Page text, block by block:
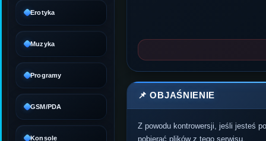
Erotyka
Muzyka
Programy
GSM/PDA
Konsole
📌 OBJAŚNIENIE
Z powodu kontrowersji, jeśli jesteś
pobierać plików z tego serwisu.